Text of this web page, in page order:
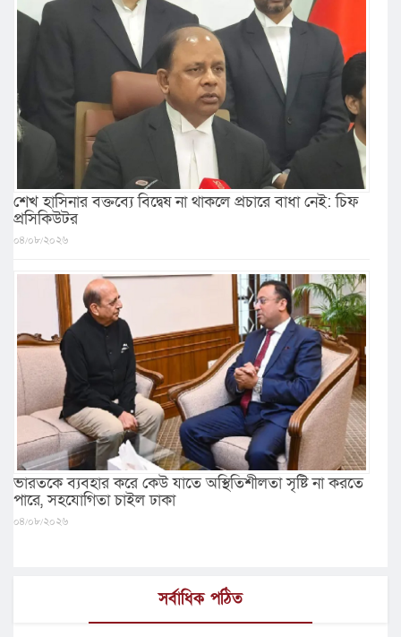
শেখ হাসিনার বক্তব্যে বিদ্বেষ না থাকলে প্রচারে বাধা নেই: চিফ
প্রসিকিউটর
০৪/০৮/২০২৬
ভারতকে ব্যবহার করে কেউ যাতে অস্থিতিশীলতা সৃষ্টি না করতে
পারে, সহযোগিতা চাইল ঢাকা
০৪/০৮/২০২৬
সর্বাধিক পঠিত